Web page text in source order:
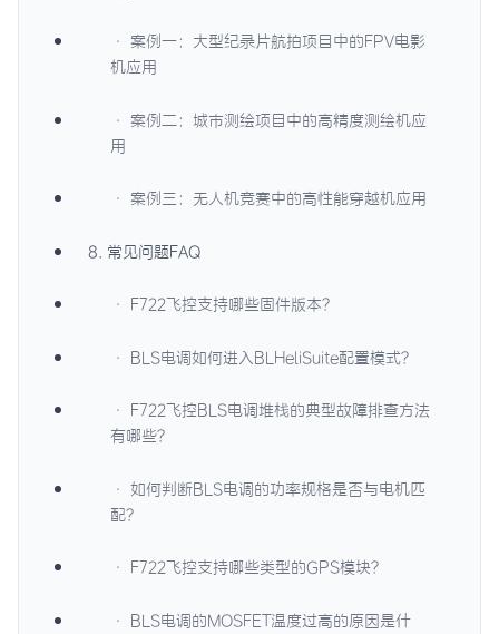
· 案例一：大型纪录片航拍项目中的FPV电影
机应用
· 案例二：城市测绘项目中的高精度测绘机应
用
· 案例三：无人机竞赛中的高性能穿越机应用
8. 常见问题FAQ
· F722飞控支持哪些固件版本？
· BLS电调如何进入BLHeliSuite配置模式？
· F722飞控BLS电调堆栈的典型故障排查方法
有哪些？
· 如何判断BLS电调的功率规格是否与电机匹
配？
· F722飞控支持哪些类型的GPS模块？
· BLS电调的MOSFET温度过高的原因是什